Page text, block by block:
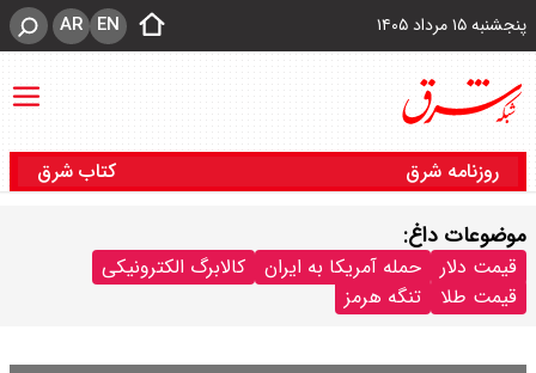
پنجشنبه ۱۵ مرداد ۱۴۰۵ EN
AR
روزنامه شرق کتاب شرق
موضوعات داغ:
قیمت دلار حمله آمریکا به ایران
کالابرگ الکترونیکی
قیمت طلا
تنگه هرمز